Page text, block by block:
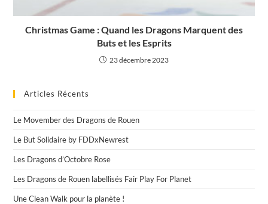
Christmas Game : Quand les Dragons Marquent des
Buts et les Esprits
23 décembre 2023
Articles Récents
Le Movember des Dragons de Rouen
Le But Solidaire by FDDxNewrest
Les Dragons d’Octobre Rose
Les Dragons de Rouen labellisés Fair Play For Planet
Une Clean Walk pour la planète !